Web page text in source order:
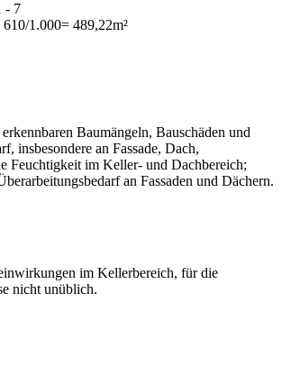
- 7
1.000= 489,22m²
Baumängeln, Bauschäden und
insbesondere an Fassade, Dach,
Feuchtigkeit im Keller- und Dachbereich;
an Fassaden und Dächern.
im Kellerbereich, für die
nicht unüblich.